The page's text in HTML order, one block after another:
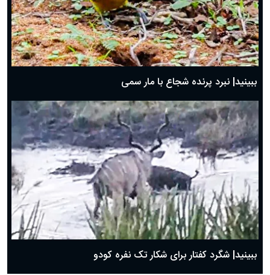
ببینید| نبرد پرنده شجاع با مار سمی
ببینید| شگرد کفتار برای شکار تک نفره کودو